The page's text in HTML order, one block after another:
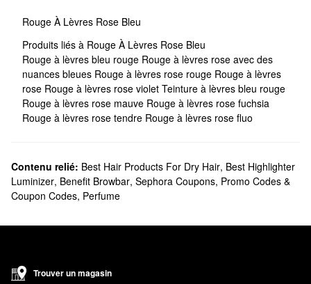
Rouge À Lèvres Rose Bleu
Produits liés à Rouge À Lèvres Rose Bleu
Rouge à lèvres bleu rouge Rouge à lèvres rose avec des
nuances bleues Rouge à lèvres rose rouge Rouge à lèvres
rose Rouge à lèvres rose violet Teinture à lèvres bleu rouge
Rouge à lèvres rose mauve Rouge à lèvres rose fuchsia
Rouge à lèvres rose tendre Rouge à lèvres rose fluo
Contenu relié: Best Hair Products For Dry Hair, Best Highlighter
Luminizer, Benefit Browbar, Sephora Coupons, Promo Codes &
Coupon Codes, Perfume
Trouver un magasin